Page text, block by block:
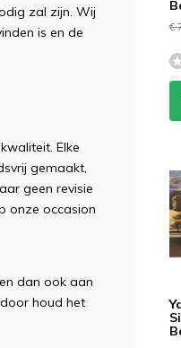
zal zijn. Wij
is en de
Elke
gemaakt,
geen revisie
onze occasion
dan ook aan
houd het
€